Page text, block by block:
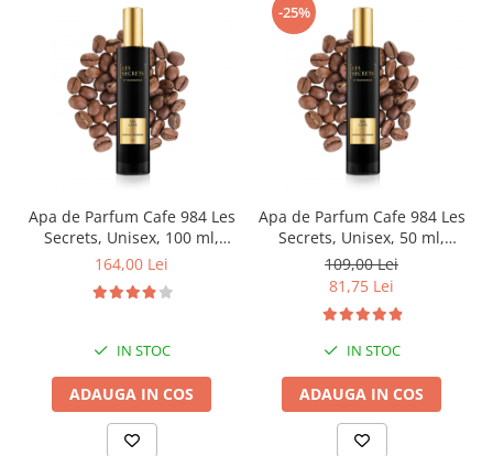
Apa de Parfum Cafe 984 Les
Secrets, Unisex, 100 ml,
Equivalenza
164,00 Lei
IN STOC
ADAUGA IN COS
-25%
Apa de Parfum Cafe 984 Les
Secrets, Unisex, 50 ml,
Equivalenza
109,00 Lei
81,75 Lei
IN STOC
ADAUGA IN COS